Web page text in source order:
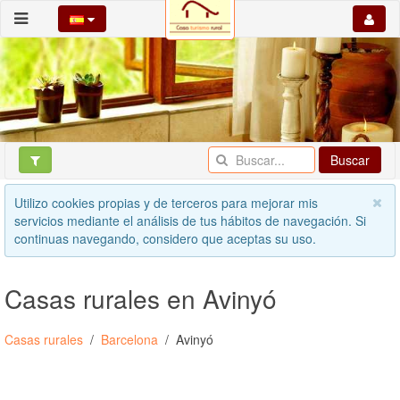
Buscar
Utilizo cookies propias y de terceros para mejorar mis
servicios mediante el análisis de tus hábitos de navegación. Si
continuas navegando, considero que aceptas su uso.
Casas rurales en Avinyó
Casas rurales Barcelona Avinyó